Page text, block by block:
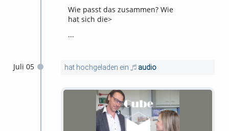
Wie passt das zusammen? Wie
hat sich die>
...
Juli 05 hat hochgeladen ein audio